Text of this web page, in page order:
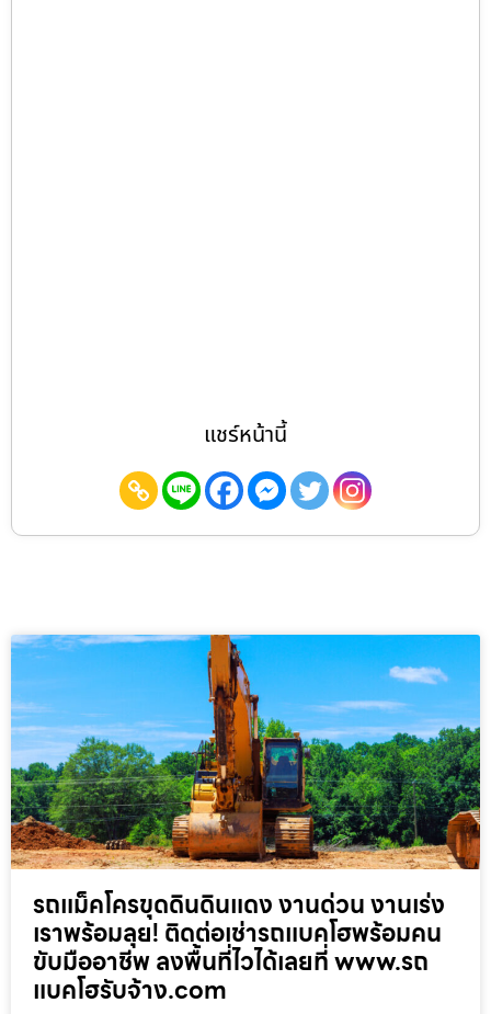
แชร์หน้านี้
รถแม็คโครขุดดินดินแดง งานด่วน งานเร่ง
เราพร้อมลุย! ติดต่อเช่ารถแบคโฮพร้อมคน
ขับมืออาชีพ ลงพื้นที่ไวได้เลยที่ www.รถ
แบคโฮรับจ้าง.com